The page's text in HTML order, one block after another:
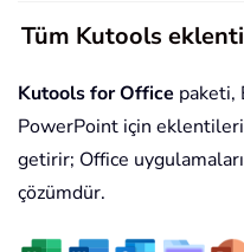
Tüm Kutools
Kutools for Office paketi,
PowerPoint için
getirir; Office
çözümdür.